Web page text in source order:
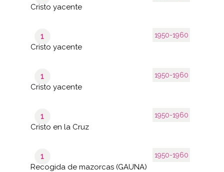
Cristo yacente
1950-1960
1
Cristo yacente
1950-1960
1
Cristo yacente
1950-1960
1
Cristo en la Cruz
1950-1960
1
Recogida de mazorcas (GAUNA)